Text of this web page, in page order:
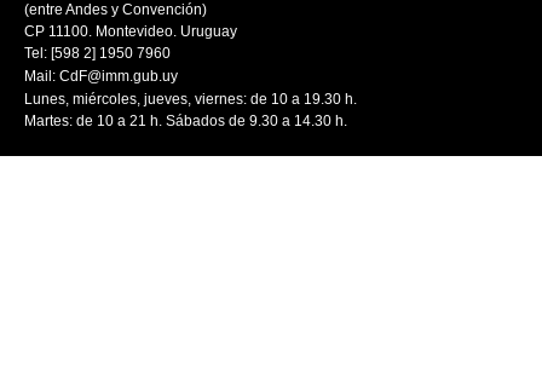
(entre Andes y Convención)
CP 11100. Montevideo. Uruguay
Tel: [598 2] 1950 7960
Mail: CdF@imm.gub.uy
Lunes, miércoles, jueves, viernes: de 10 a 19.30 h.
Martes: de 10 a 21 h. Sábados de 9.30 a 14.30 h.